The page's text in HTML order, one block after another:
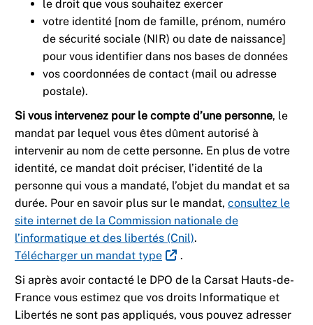
le droit que vous souhaitez exercer
votre identité [nom de famille, prénom, numéro
de sécurité sociale (NIR) ou date de naissance]
pour vous identifier dans nos bases de données
vos coordonnées de contact (mail ou adresse
postale).
Si vous intervenez pour le compte d’une personne, le
mandat par lequel vous êtes dûment autorisé à
intervenir au nom de cette personne. En plus de votre
identité, ce mandat doit préciser, l’identité de la
personne qui vous a mandaté, l’objet du mandat et sa
durée. Pour en savoir plus sur le mandat, consultez le
site internet de la Commission nationale de
l’informatique et des libertés (Cnil).
Télécharger un mandat type
.
Si après avoir contacté le DPO de la Carsat Hauts-de-
France vous estimez que vos droits Informatique et
Libertés ne sont pas appliqués, vous pouvez adresser